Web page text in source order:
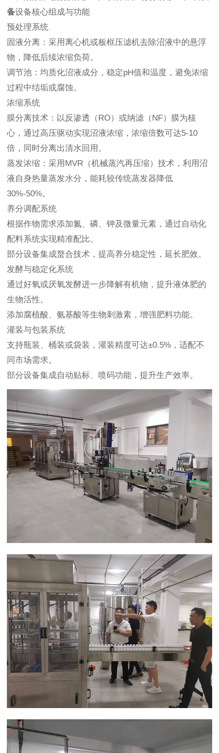
备设备核心组成与功能
预处理系统
固液分离：采用离心机或板框压滤机去除沼液中的悬浮
物，降低后续浓缩负荷。
调节池：均质化沼液成分，稳定pH值和温度，避免浓缩
过程中结垢或腐蚀。
浓缩系统
膜分离技术：以反渗透（RO）或纳滤（NF）膜为核
心，通过高压驱动实现沼液浓缩，浓缩倍数可达5-10
倍，同时分离出清水回用。
蒸发浓缩：采用MVR（机械蒸汽再压缩）技术，利用沼
液自身热量蒸发水分，能耗较传统蒸发器降低
30%-50%。
养分调配系统
根据作物需求添加氮、磷、钾及微量元素，通过自动化
配料系统实现精准配比。
部分设备集成螯合技术，提高养分稳定性，延长肥效。
发酵与稳定化系统
通过好氧或厌氧发酵进一步降解有机物，提升液体肥的
生物活性。
添加腐植酸、氨基酸等生物刺激素，增强肥料功能。
灌装与包装系统
支持瓶装、桶装或袋装，灌装精度可达±0.5%，适配不
同市场需求。
部分设备集成自动贴标、喷码功能，提升生产效率。